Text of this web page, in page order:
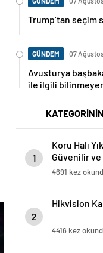
Trump’tan seçim
GÜNDEM 07
Avusturya
ile ilgili
1
Koru Halı
Güvenilir ve
Temizliği
4691 kez
2
Hikvision
4416 kez